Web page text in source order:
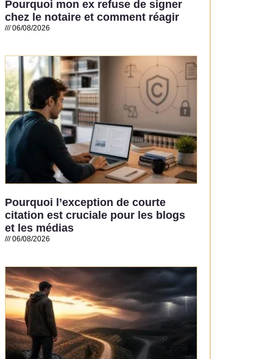
Pourquoi mon ex refuse de signer
chez le notaire et comment réagir
06/08/2026
Pourquoi l’exception de courte
citation est cruciale pour les blogs
et les médias
06/08/2026